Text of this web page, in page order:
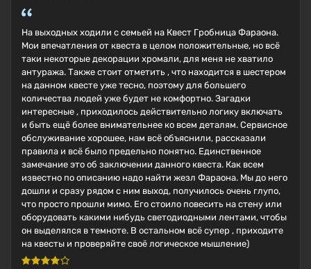
На выходных ходили с семьей на Квест Гробница Фараона.
Мои впечатления от квеста в целом положительные, но всё
таки некоторые декорации хромали, для меня не хватило
антуража. Также стоит отметить , что находится в шестером
на данном квесте уже тесно, поэтому для большего
количества людей уже будет не комфортно. Загадки
интересные , приходилось действительно логику включать
и быть ещё более внимательнее ко всем деталям. Сервисное
обслуживание хорошее, нам всё объяснили, рассказали
правила и всё было предельно понятно. Единственное
замечание это об заключении данного квеста. Как всем
известно по описанию надо найти жезл Фараона. Мы до него
дошли и сразу рядом с ним выход, получилось очень глупо,
что просто прошли мимо. Его стоило повесить на стену или
оборудовать какими нибудь светодиодными лентами, чтобы
он выделялся в темноте. В остальном всё супер , приходите
на квесты и проверяйте своё логическое мышление)